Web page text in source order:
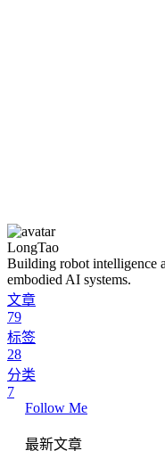
LongTao
Building robot intelligence
embodied AI systems.
文章
79
标签
28
分类
7
Follow Me
最新文章